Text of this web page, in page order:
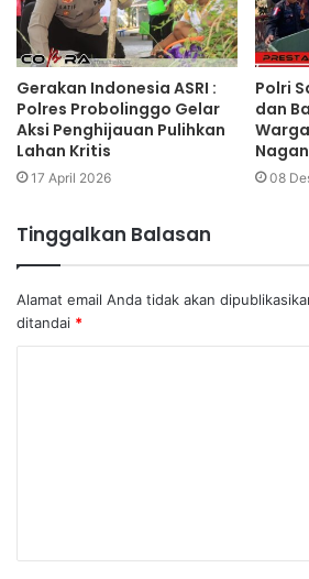
Gerakan Indonesia ASRI :
Polres Probolinggo Gelar
Aksi Penghijauan Pulihkan
Lahan Kritis
17 April 2026
Polri
dan
08
Tinggalkan Balasan
Alamat email Anda tidak akan
ditandai *
a